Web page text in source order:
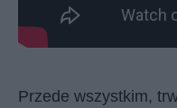
Przede wszystkim,